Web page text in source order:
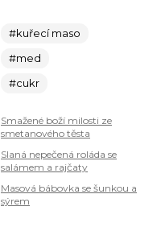
#kuřecí maso
#med
#cukr
Smažené boží milosti ze
smetanového těsta
Slaná nepečená roláda se
salámem a rajčaty
Masová bábovka se šunkou a
sýrem